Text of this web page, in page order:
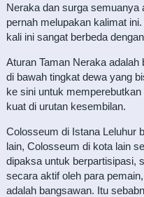
Neraka dan surga semuanya
pernah melupakan kalimat
kali ini sangat berbeda
Aturan Taman Neraka
di bawah tingkat dewa yang
ke sini untuk
kuat di urutan kesembilan.
Colosseum di Istana Leluhur
lain, Colosseum di kota lain
dipaksa untuk berpartisipasi,
secara aktif oleh para
adalah bangsawan. Itu